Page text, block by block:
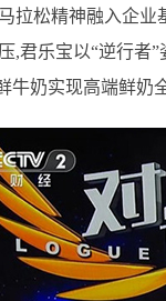
拉松精神融入企
,君乐宝以“逆行
牛奶实现高端鲜奶